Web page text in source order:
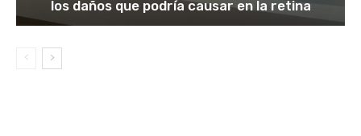
los daños que podría causar en la retina